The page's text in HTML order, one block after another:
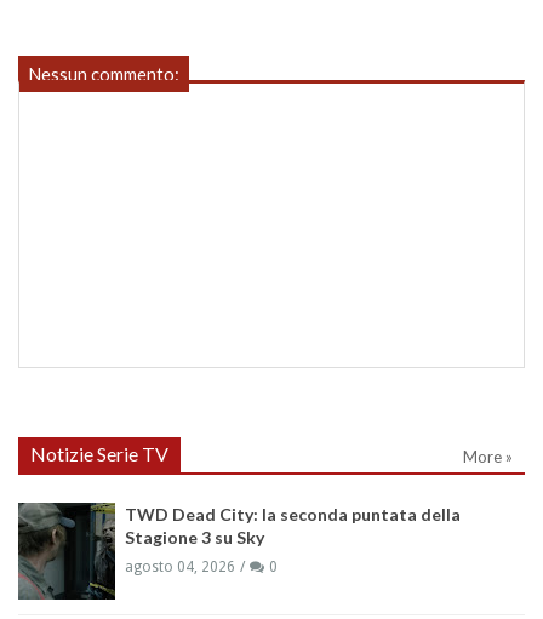
Nessun commento:
Notizie Serie TV More »
TWD Dead City: la seconda puntata della
Stagione 3 su Sky
agosto 04, 2026 0